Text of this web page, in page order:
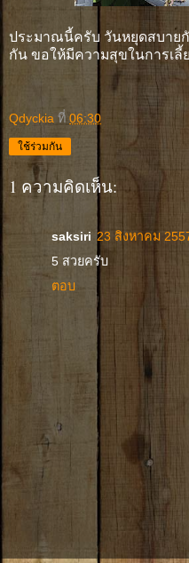
ประมาณนี้ครับ วันหยุดสบาย
กัน ขอให้มีความสุขในการเลี้
Qdyckia ที่ 06:30
ใช้ร่วมกัน
1 ความคิดเห็น:
saksiri 23 สิงหาคม
5 สวยครับ
ตอบ